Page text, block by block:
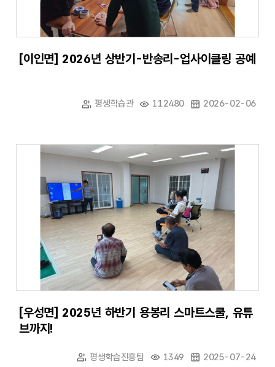
[이인면] 2026년 상반기-반송리-업사이클링 공예
평생학습관 112480 2026-02-06
[우성면] 2025년 하반기 용봉리 스마트스쿨, 유튜
브까지!
평생학습진흥팀 1349 2025-07-24